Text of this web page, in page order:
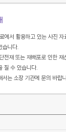
에서 활용하고 있는 사진
습니다.
전재 또는 재배포로 인한 재
질 수 있습니다.
는 소장 기관에 문의 바랍